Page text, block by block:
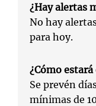
¿Hay alertas
No hay
para hoy.
¿Cómo
Se prevén
mínimas de